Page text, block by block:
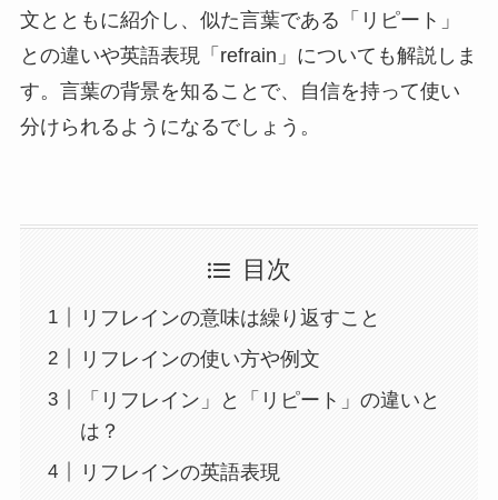
文とともに紹介し、似た言葉である「リピート」
との違いや英語表現「refrain」についても解説しま
す。言葉の背景を知ることで、自信を持って使い
分けられるようになるでしょう。
目次
リフレインの意味は繰り返すこと
リフレインの使い方や例文
「リフレイン」と「リピート」の違いと
は？
リフレインの英語表現